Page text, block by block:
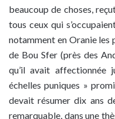
beaucoup de choses,
tous ceux qui
notamment en Oranie les
de Bou Sfer (près des
qu’il avait affectionnée
échelles puniques »
devait résumer dix ans
remarquable, dans une